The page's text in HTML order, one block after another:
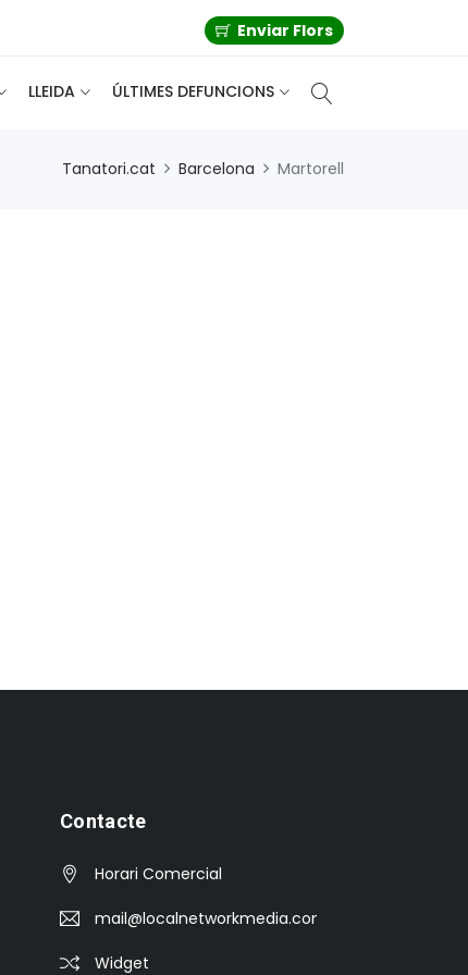
Enviar Flors
LLEIDA ÚLTIMES DEFUNCIONS
Tanatori.cat Barcelona Martorell
Contacte
Horari Comercial
mail@localnetworkmedia.com
Widget